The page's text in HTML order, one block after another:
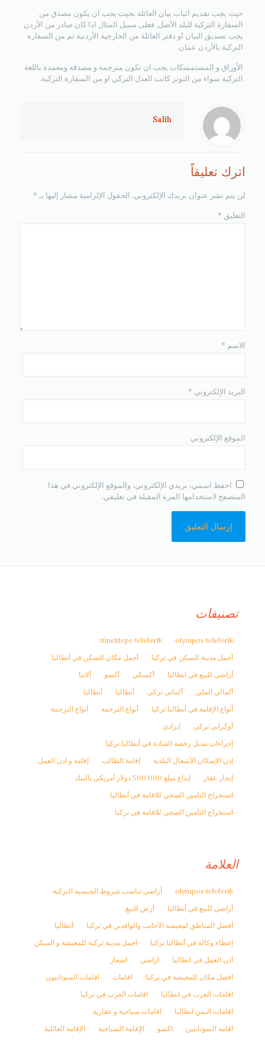
حيث يجب تقديم اثبات بيان العائلة بحيث يجب ان يكون مصدق من
السفارة التركية للبلد الأصل, فعلى سبيل المثال اذا كان صادر من الأردن
يجب تصديق البيان او دفتر العائلة من الخارجية الأردنية ثم من السفارة
التركية بالأردن عمان.
الأوراق و المستمسكات يجب ان تكون مترجمة و مصدقة ومعمدة باللغة
التركية سواء من النوتر كاتب العدل التركي او من السفارة التركية.
Salih
اترك تعليقاً
لن يتم نشر عنوان بريدك الإلكتروني. الحقول الإلزامية مشار إليها بـ *
التعليق *
الاسم *
البريد الإلكتروني *
الموقع الإلكتروني
احفظ اسمي، بريدي الإلكتروني، والموقع الإلكتروني في هذا
المتصفح لاستخدامها المرة المقبلة في تعليقي.
تصنيفات
olympos teleferik
tünektepe teleferik
أجمل مدينة للسكن في تركيا
أجمل مكان للسكن في أنطاليا
أراضي للبيع في انطاليا
أكسكي أكسو
ألانيا
ألمالي الملي
ألماني تركي أنطاليا
أنطاليا
أنواع الإقامة في أنطاليا تركيا
أنواع الترجمة
أنواع الترجمة
أوكراني تركي
إبرادي
إجراءات تبديل رخصة القيادة في أنطاليا تركيا
إذن الإسكان الأشغال البلدية
إقامة الطالب
إقامة و اذن العمل
إيجار عقار
إيداع مبلغ 500.000 دولار أمريكي بالبنك
استخراج التامين الصحي للاقامة في أنطاليا
استخراج التامين الصحي للاقامة في تركيا
العلامة
olympos teleferik
أراضي تناسب شروط الجنسية التركية
أراضي للبيع في أنطاليا
أرض للبيع
أفضل المناطق لمعيشة الأجانب والوافدين في تركيا
أنطاليا
إعطاء وكالة في أنطاليا تركيا
اجمل مدينة تركية للمعيشة و السكن
اذن العمل في انطاليا
اراضي
اسعار
افضل مكان للمعيشة في تركيا
اقامات
اقامات السودانيون
اقامات العرب في انطاليا
اقامات العرب في تركيا
اقامات اليمن انطاليا
اقامات سياحية و عقارية
اقامة السودانيين
اكسو الإقامة السياحية الإقامة العائلية